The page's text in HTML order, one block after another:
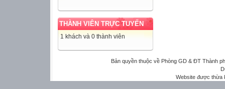
THÀNH VIÊN TRỰC TUYẾN
1 khách và 0 thành viên
Bản quyền thuộc về Phòng GD & ĐT Thành
Website được thừa